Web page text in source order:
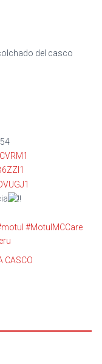
del casco
#MotulMCCare
CASCO